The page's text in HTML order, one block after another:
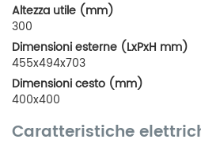
Altezza utile (mm)
300
Dimensioni esterne (LxPxH mm)
455x494x703
Dimensioni cesto (mm)
400x400
Caratteristiche